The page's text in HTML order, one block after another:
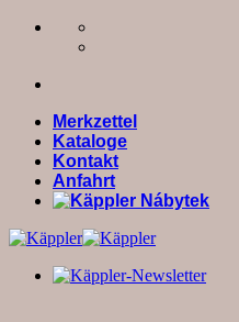
Zum
Merkzettel
Kataloge
Kontakt
Anfahrt